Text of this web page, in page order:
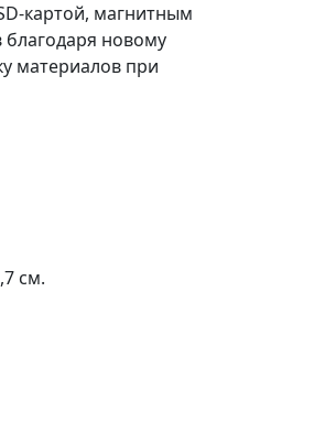
картой, магнитным
новому
материалов при
см.